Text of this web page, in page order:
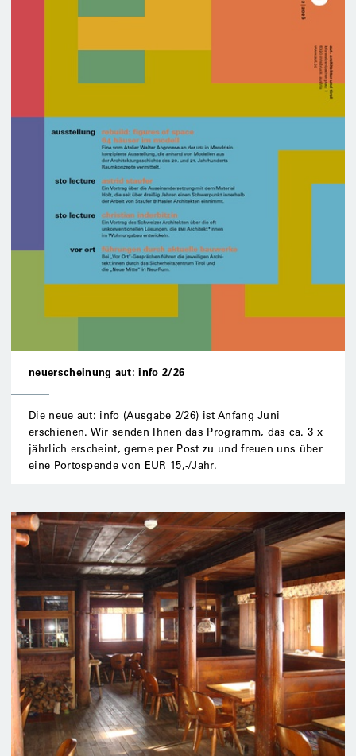
neuerscheinung aut: info 2/26
Die neue aut: info (Ausgabe 2/26) ist Anfang Juni
erschienen. Wir senden Ihnen das Programm, das ca. 3 x
jährlich erscheint, gerne per Post zu und freuen uns über
eine Portospende von EUR 15,-/Jahr.